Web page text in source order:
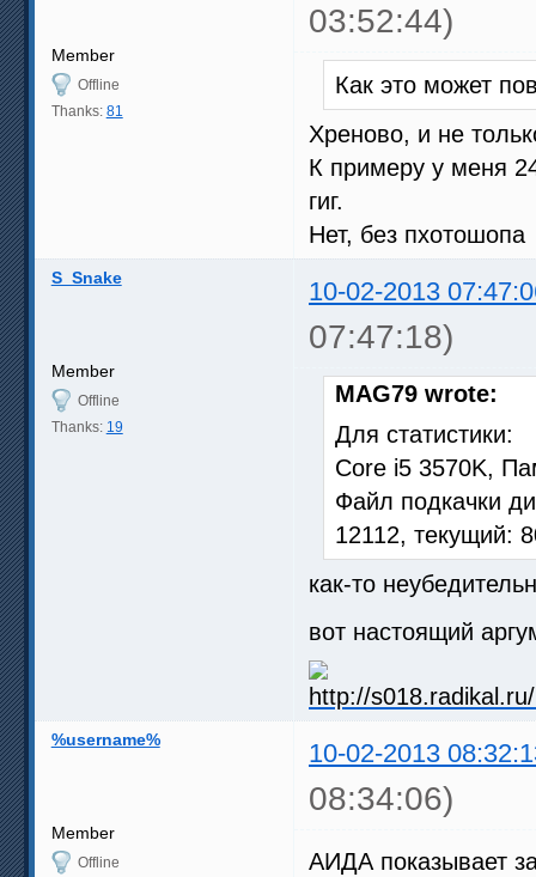
03:52:44)
Member
Offline
Thanks: 81
Как это может
Хреново, и не
К примеру у меня
гиг.
Нет, без пхотошопа
S_Snake 10-02-2013
07:47:18)
Member
Offline
Thanks: 19
MAG79 wrote:
Для статистики:
Core i5 3570K,
Файл подкачки
12112, текущий:
как-то
вот настоящий
%username% 10-02-2013
08:34:06)
Member
Offline
АИДА показывает